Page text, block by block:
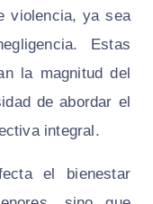
violencia, ya sea
Estas
la magnitud del
de abordar el
integral.
el bienestar